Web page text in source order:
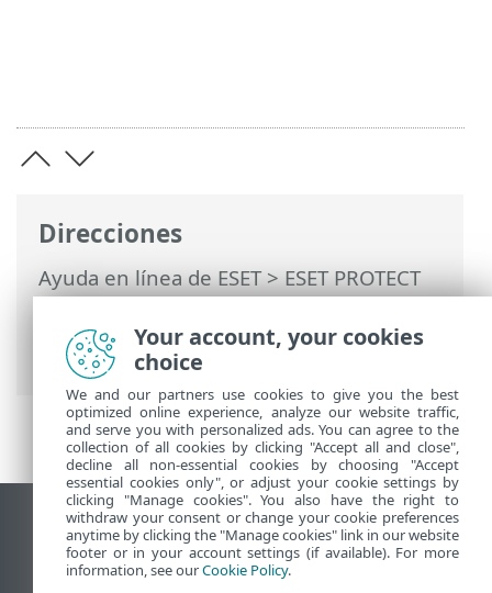
Direcciones
Ayuda en línea de ESET>ESET PROTECT
On-Prem>Utilización de ESET PROTECT
On-Prem
>ESET PROTECT On-Prem Menú
principal
>Detecciones > Crear exclusión
Ver sitio para ordenador
End of Life
Base de conocimiento de ESET
Your account, your cookies
choice
We and our partners use cookies to give you the best
optimized online experience, analyze our website traffic,
and serve you with personalized ads. You can agree to the
collection of all cookies by clicking "Accept all and close",
decline all non-essential cookies by choosing "Accept
essential cookies only", or adjust your cookie settings by
clicking "Manage cookies". You also have the right to
withdraw your consent or change your cookie preferences
anytime by clicking the "Manage cookies" link in our website
footer or in your account settings (if available). For more
information, see ourCookie Policy.